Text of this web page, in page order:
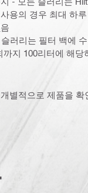
용의 경우 최대 하
러리는 필터 백에
지 100리터에 해당
별적으로 제품을 확